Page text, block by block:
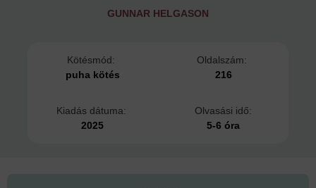
GUNNAR HELGASON
Kötésmód:
puha kötés
Oldalszám:
216
Kiadás dátuma:
2025
Olvasási idő:
5-6 óra